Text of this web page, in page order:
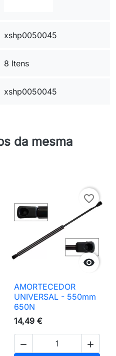
xshp0050045
8 Itens
xshp0050045
da mesma

favorite_border
AMORTECEDOR
UNIVERSAL - 550mm
650N
14,49 €
 